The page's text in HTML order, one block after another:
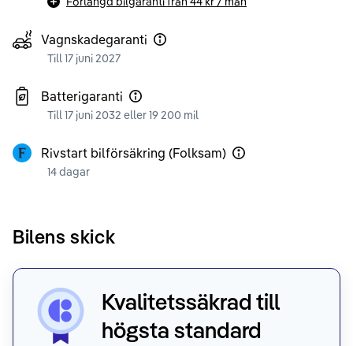
Vagnskadegaranti
Till 17 juni 2027
Batterigaranti
Till 17 juni 2032 eller 19 200 mil
Rivstart bilförsäkring (Folksam)
14 dagar
Bilens skick
Kvalitetssäkrad till
högsta standard